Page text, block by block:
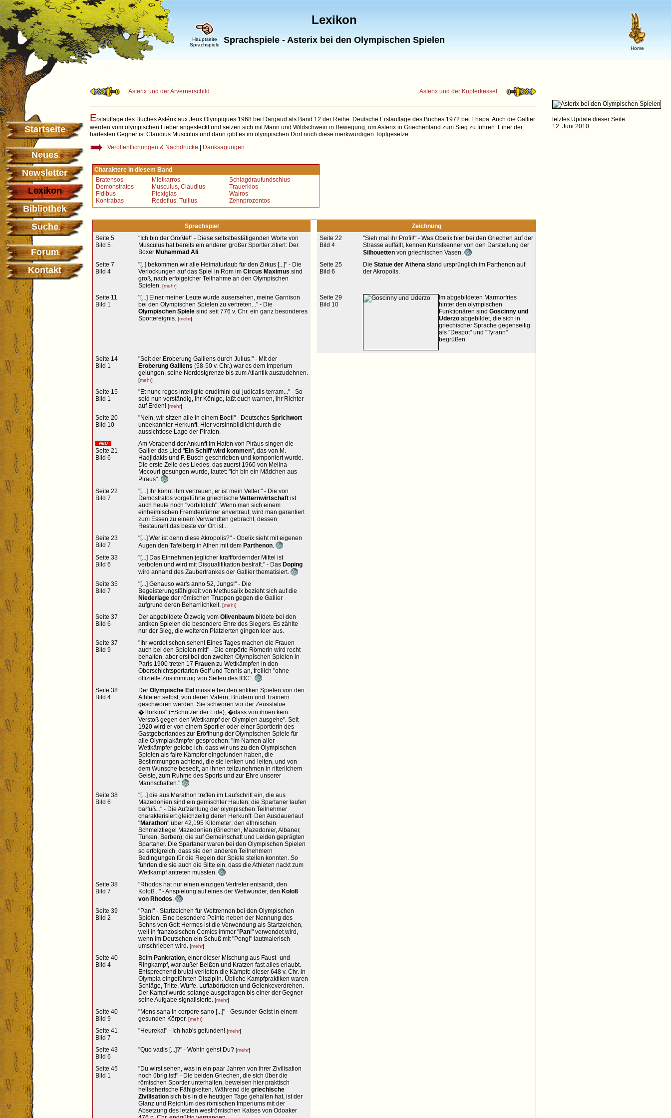
Hauptseite
Sprachspiele
Home
Lexikon
Sprachspiele - Asterix bei den Olympischen Spielen
Startseite
Neues
Newsletter
Lexikon
Bibliothek
Suche
Forum
Kontakt
Asterix und der Arvernerschild Asterix und der Kupferkessel
Erstauflage des Buches Astérix aux Jeux Olympiques 1968 bei Dargaud als Band 12 der Reihe. Deutsche Erstauflage des Buches 1972 bei Ehapa. Auch die Gallier
werden vom olympischen Fieber angesteckt und setzen sich mit Mann und Wildschwein in Bewegung, um Asterix in Griechenland zum Sieg zu führen. Einer der
härtesten Gegner ist Claudius Musculus und dann gibt es im olympischen Dorf noch diese merkwürdigen Topfgesetze....
Veröffentlichungen & Nachdrucke
Danksagungen
Charaktere in diesem Band
Bratensos
Demonstratos
Fidibus
Kontrabas
Mietkarros
Musculus, Claudius
Plexiglas
Redeflus, Tullius
Schlagdraufundschlus
Trauerklos
Walros
Zehnprozentos
Sprachspiel
Zeichnung
Seite 5
Bild 5
"Ich bin der Größte!" - Diese selbstbestätigenden Worte von
Musculus hat bereits ein anderer großer Sportler zitiert: Der
Boxer Muhammad Ali.
Seite 22
Bild 4
"Sieh mal ihr Profil!" - Was Obelix hier bei den Griechen auf der
Strasse auffällt, kennen Kunstkenner von den Darstellung der
Silhouetten von griechischen Vasen.
Seite 7
Bild 4
"[..] bekommen wir alle Heimaturlaub für den Zirkus [...]" - Die
Verlockungen auf das Spiel in Rom im Circus Maximus sind
groß, nach erfolgeicher Teilnahme an den Olympischen
Spielen. [mehr]
Seite 25
Bild 6
Die Statue der Athena stand ursprünglich im Parthenon auf
der Akropolis.
Seite 11
Bild 1
"[...] Einer meiner Leute wurde ausersehen, meine Garnison
bei den Olympischen Spielen zu vertreten..." - Die
Olympischen Spiele sind seit 776 v. Chr. ein ganz besonderes
Sportereignis. [mehr]
Seite 29
Bild 10
Im abgebildeten Marmorfries
hinter den olympischen
Funktionären sind Goscinny und
Uderzo abgebildet, die sich in
griechischer Sprache gegenseitig
als "Despot" und "Tyrann"
begrüßen.
Seite 14
Bild 1
"Seit der Eroberung Galliens durch Julius." - Mit der
Eroberung Galliens (58-50 v. Chr.) war es dem Imperium
gelungen, seine Nordostgrenze bis zum Atlantik auszudehnen.
[mehr]
Seite 15
Bild 1
"Et nunc reges intelligite erudimini qui judicatis terram..." - So
seid nun verständig, ihr Könige, laßt euch warnen, ihr Richter
auf Erden! [mehr]
Seite 20
Bild 10
"Nein, wir sitzen alle in einem Boot!" - Deutsches Sprichwort
unbekannter Herkunft. Hier versinnbildlicht durch die
aussichtlose Lage der Piraten.
Seite 21
Bild 6
Am Vorabend der Ankunft im Hafen von Piräus singen die
Gallier das Lied "Ein Schiff wird kommen", das von M.
Hadjidakis und F. Busch geschrieben und komponiert wurde.
Die erste Zeile des Liedes, das zuerst 1960 von Melina
Mecouri gesungen wurde, lautet: "Ich bin ein Mädchen aus
Piräus".
Seite 22
Bild 7
"[...] Ihr könnt ihm vertrauen, er ist mein Vetter." - Die von
Demostratos vorgeführte griechische Vetternwirtschaft ist
auch heute noch "vorbildlich": Wenn man sich einem
einheimischen Fremdenführer anvertraut, wird man garantiert
zum Essen zu einem Verwandten gebracht, dessen
Restaurant das beste vor Ort ist...
Seite 23
Bild 7
"[...] Wer ist denn diese Akropolis?" - Obelix sieht mit eigenen
Augen den Tafelberg in Athen mit dem Parthenon.
Seite 33
Bild 6
"[...] Das Einnehmen jeglicher kraftfördernder Mittel ist
verboten und wird mit Disqualifikation bestraft." - Das Doping
wird anhand des Zaubertrankes der Gallier thematisiert.
Seite 35
Bild 7
"[...] Genauso war's anno 52, Jungs!" - Die
Begeisterungsfähigkeit von Methusalix bezieht sich auf die
Niederlage der römischen Truppen gegen die Gallier
aufgrund deren Beharrlichkeit. [mehr]
Seite 37
Bild 6
Der abgebildete Ölzweig vom Olivenbaum bildete bei den
antiken Spielen die besondere Ehre des Siegers. Es zählte
nur der Sieg, die weiteren Platzierten gingen leer aus.
Seite 37
Bild 9
"Ihr werdet schon sehen! Eines Tages machen die Frauen
auch bei den Spielen mit!" - Die empörte Römerin wird recht
behalten, aber erst bei den zweiten Olympischen Spielen in
Paris 1900 treten 17 Frauen zu Wettkämpfen in den
Oberschichtsportarten Golf und Tennis an, freilich "ohne
offizielle Zustimmung von Seiten des IOC“.
Seite 38
Bild 4
Der Olympische Eid musste bei den antiken Spielen von den
Athleten selbst, von deren Vätern, Brüdern und Trainern
geschworen werden. Sie schworen vor der Zeusstatue
�Horkios" (=Schützer der Eide), �dass von ihnen kein
Verstoß gegen den Wettkampf der Olympien ausgehe". Seit
1920 wird er von einem Sportler oder einer Sportlerin des
Gastgeberlandes zur Eröffnung der Olympischen Spiele für
alle Olympiakämpfer gesprochen: "Im Namen aller
Wettkämpfer gelobe ich, dass wir uns zu den Olympischen
Spielen als faire Kämpfer eingefunden haben, die
Bestimmungen achtend, die sie lenken und leiten, und von
dem Wunsche beseelt, an ihnen teilzunehmen in ritterlichem
Geiste, zum Ruhme des Sports und zur Ehre unserer
Mannschaften."
Seite 38
Bild 6
"[...] die aus Marathon treffen im Laufschritt ein, die aus
Mazedonien sind ein gemischter Haufen; die Spartaner laufen
barfuß..." - Die Aufzählung der olympischen Teilnehmer
charakterisiert gleichzeitig deren Herkunft: Den Ausdauerlauf
"Marathon" über 42,195 Kilometer; den ethnischen
Schmelztiegel Mazedonien (Griechen, Mazedonier, Albaner,
Türken, Serben); die auf Gemeinschaft und Leiden geprägten
Spartaner. Die Spartaner waren bei den Olympischen Spielen
so erfolgreich, dass sie den anderen Teilnehmern
Bedingungen für die Regeln der Spiele stellen konnten. So
führten die sie auch die Sitte ein, dass die Athleten nackt zum
Wettkampf antreten mussten.
Seite 38
Bild 7
"Rhodos hat nur einen einzigen Vertreter entsandt, den
Koloß..." - Anspielung auf eines der Weltwunder, den Koloß
von Rhodos.
Seite 39
Bild 2
"Pan!" - Startzeichen für Wettrennen bei den Olympischen
Spielen. Eine besondere Pointe neben der Nennung des
Sohns von Gott Hermes ist die Verwendung als Startzeichen,
weil in französischen Comics immer "Pan!" verwendet wird,
wenn im Deutschen ein Schuß mit "Peng!" lautmalerisch
umschrieben wird. [mehr]
Seite 40
Bild 4
Beim Pankration, einer dieser Mischung aus Faust- und
Ringkampf, war außer Beißen und Kratzen fast alles erlaubt.
Entsprechend brutal verliefen die Kämpfe dieser 648 v. Chr. in
Olympia eingeführten Disziplin. Übliche Kampfpraktiken waren
Schläge, Tritte, Würfe, Luftabdrücken und Gelenkeverdrehen.
Der Kampf wurde solange ausgetragen bis einer der Gegner
seine Aufgabe signalisierte. [mehr]
Seite 40
Bild 9
"Mens sana in corpore sano [...]" - Gesunder Geist in einem
gesunden Körper. [mehr]
Seite 41
Bild 7
"Heureka!" - Ich hab's gefunden! [mehr]
Seite 43
Bild 6
"Quo vadis [...]?" - Wohin gehst Du? [mehr]
Seite 45
Bild 1
"Du wirst sehen, was in ein paar Jahren von ihrer Zivilisation
noch übrig ist!" - Die beiden Griechen, die sich über die
römischen Sportler unterhalten, beweisen hier praktisch
hellseherische Fähigkeiten. Während die griechische
Zivilisation sich bis in die heutigen Tage gehalten hat, ist der
Glanz und Reichtum des römischen Imperiums mit der
Absetzung des letzten weströmischen Kaises von Odoaker
letztes Update dieser Seite:
12. Juni 2010